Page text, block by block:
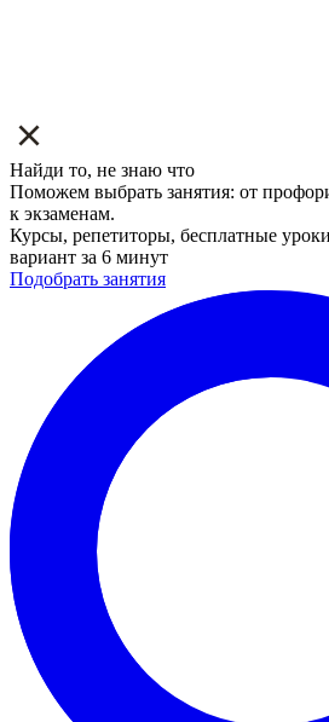
Найди то, не знаю что
Поможем выбрать занятия: от
к экзаменам.
Курсы, репетиторы, бесплатные
вариант за 6 минут
Подобрать занятия